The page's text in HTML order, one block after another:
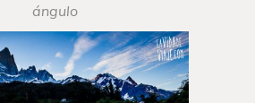
ángulo